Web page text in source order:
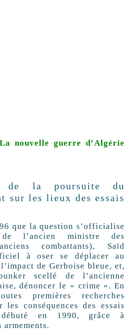
nouvelle guerre d’Algérie
de la poursuite du
sur les lieux des essais
que la question s’officialise
l’ancien ministre des
combattants), Saïd
à oser se déplacer au
de Gerboise bleue, et,
scellé de l’ancienne
dénoncer le « crime ». En
premières recherches
les conséquences des essais
en 1990, grâce à
armements.